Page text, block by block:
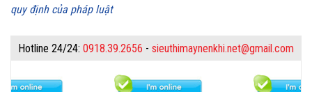
quy định của pháp luật
Hotline 24/24: 0918.39.2656 - sieuthimaynenkhi.net@gmail.com